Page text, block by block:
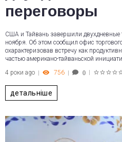
переговоры
США и Тайвань завершили двухдневные
ноября. Об этом сообщил офис
охарактеризовав встречу как
частью американо-тайваньской
4 роки ago
756 0
детальніше